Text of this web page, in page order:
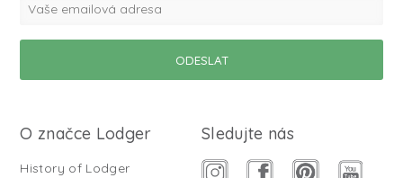
O značce Lodger
History of Lodger
Sledujte nás